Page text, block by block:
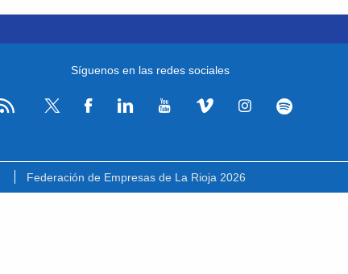
Síguenos en las redes sociales
Federación de Empresas de La Rioja 2026